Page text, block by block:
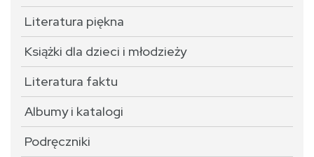
Literatura piękna
Książki dla dzieci i młodzieży
Literatura faktu
Albumy i katalogi
Podręczniki